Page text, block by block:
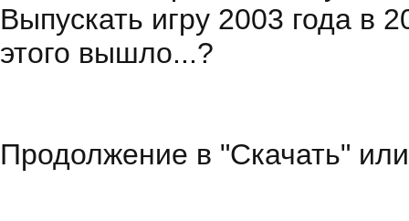
Выпускать игру 2003 года в
этого вышло...?
Продолжение в "Скачать"